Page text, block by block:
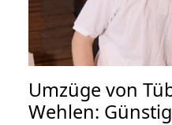
Umzüge von
Wehlen: